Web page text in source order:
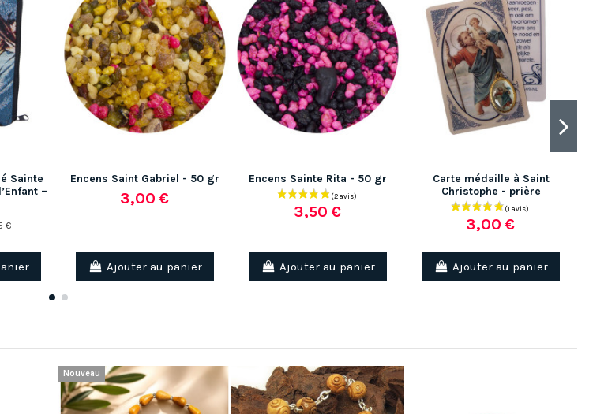
Sainte
–
€
Encens Saint Gabriel - 50 gr
3,00 €
Ajouter au panier
Encens Sainte Rita - 50 gr
3,50 €
Ajouter au panier
Carte médaille à Saint
Christophe - prière
3,00 €
Ajouter au panier
Nouveau